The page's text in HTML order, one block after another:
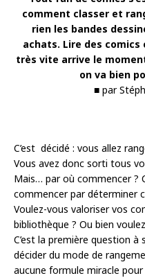
comment classer et
rien les bandes
achats. Lire des comics
très vite arrive le
on va bien
■ par
C’est décidé : vous allez
Vous avez donc sorti tous
Mais… par où commencer ?
commencer par déterminer
Voulez-vous valoriser vos
bibliothèque ? Ou bien
C’est la première question
décider du mode de
aucune formule miracle